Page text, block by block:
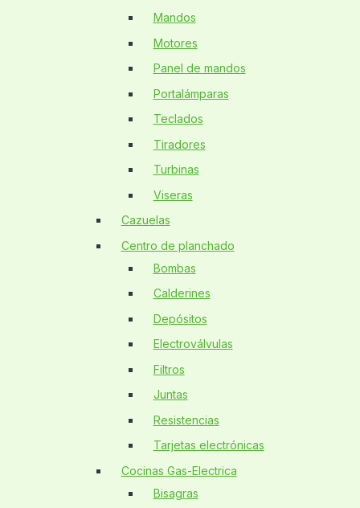
Mandos
Motores
Panel de mandos
Portalámparas
Teclados
Tiradores
Turbinas
Viseras
Cazuelas
Centro de planchado
Bombas
Calderines
Depósitos
Electroválvulas
Filtros
Juntas
Resistencias
Tarjetas electrónicas
Cocinas Gas-Electrica
Bisagras